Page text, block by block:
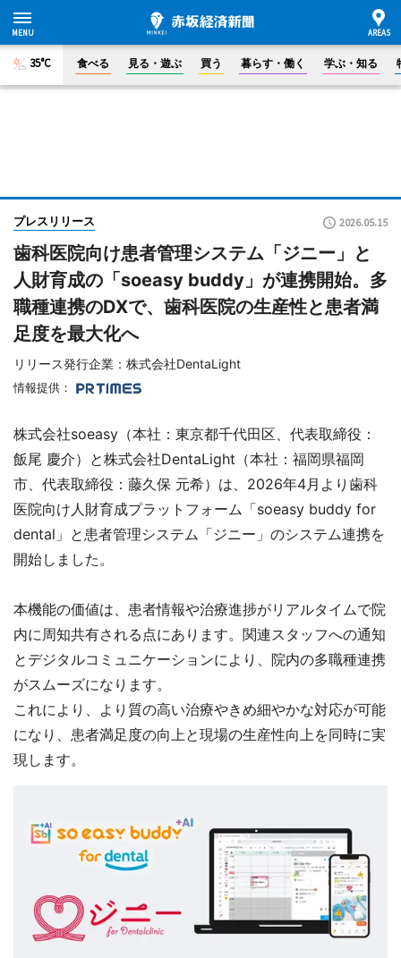
35°C 食べる 見る・遊ぶ 買う 暮らす・働く 学ぶ・知る
プレスリリース 2026.05.15
歯科医院向け患者管理システム「ジニー」と
人財育成の「soeasy buddy」が連携開始。多
職種連携のDXで、歯科医院の生産性と患者満
足度を最大化へ
リリース発行企業：株式会社DentaLight
情報提供：
株式会社soeasy（本社：東京都千代田区、代表取締役：
飯尾 慶介）と株式会社DentaLight（本社：福岡県福岡
市、代表取締役：藤久保 元希）は、2026年4月より歯科
医院向け人財育成プラットフォーム「soeasy buddy for
dental」と患者管理システム「ジニー」のシステム連携を
開始しました。
本機能の価値は、患者情報や治療進捗がリアルタイムで院
内に周知共有される点にあります。関連スタッフへの通知
とデジタルコミュニケーションにより、院内の多職種連携
がスムーズになります。
これにより、より質の高い治療やきめ細やかな対応が可能
になり、患者満足度の向上と現場の生産性向上を同時に実
現します。